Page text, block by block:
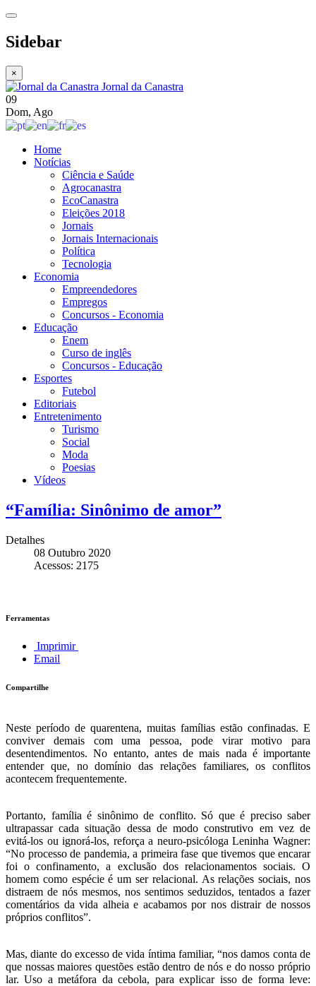
Sidebar
×
Jornal da Canastra
09
Dom, Ago
Home
Notícias
Ciência e Saúde
Agrocanastra
EcoCanastra
Eleições 2018
Jornais
Jornais Internacionais
Política
Tecnologia
Economia
Empreendedores
Empregos
Concursos - Economia
Educação
Enem
Curso de inglês
Concursos - Educação
Esportes
Futebol
Editoriais
Entretenimento
Turismo
Social
Moda
Poesias
Vídeos
“Família: Sinônimo de amor”
Detalhes
08 Outubro 2020
Acessos: 2175
Ferramentas
Imprimir
Email
Compartilhe
Neste período de quarentena, muitas famílias estão confinadas. E
conviver demais com uma pessoa, pode virar motivo para
desentendimentos. No entanto, antes de mais nada é importante
entender que, no domínio das relações familiares, os conflitos
acontecem frequentemente.
Portanto, família é sinônimo de conflito. Só que é preciso saber
ultrapassar cada situação dessa de modo construtivo em vez de
evitá-los ou ignorá-los, reforça a neuro-psicóloga Leninha Wagner:
“No processo de pandemia, a primeira fase que tivemos que encarar
foi o confinamento, a exclusão dos relacionamentos sociais. O
homem como espécie é um ser relacional. As relações sociais, nos
distraem de nós mesmos, nos sentimos seduzidos, tentados a fazer
comentários da vida alheia e acabamos por nos distrair de nossos
próprios conflitos”.
Mas, diante do excesso de vida íntima familiar, “nos damos conta de
que nossas maiores questões estão dentro de nós e do nosso próprio
lar. Uso a metáfora da cebola, para explicar isso de forma leve: